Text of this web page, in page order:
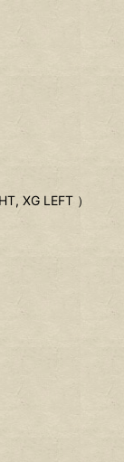
XG LEFT ）